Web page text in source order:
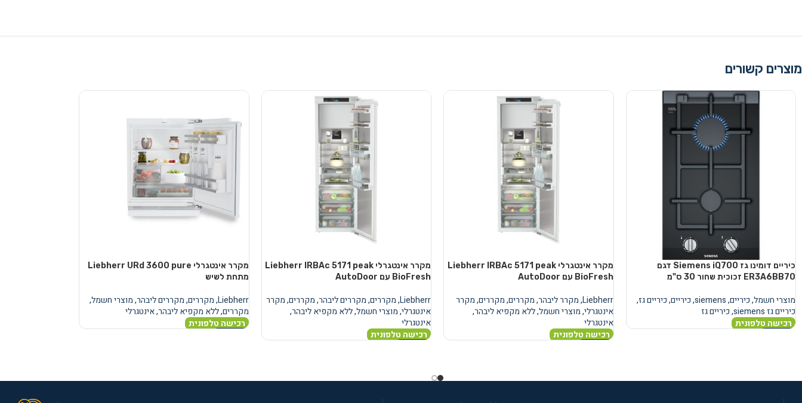
מוצרים קשורים
כיריים דומינו גז Siemens iQ700 דגם
ER3A6BB70 זכוכית שחור 30 ס"מ
מוצרי חשמל,כיריים,
siemens
,כיריים,כיריים גז,
כיריים גז siemens
,כיריים גז
רכישה טלפונית
מקרר אינטגרלי Liebherr IRBAc 5171 peak
BioFresh עם AutoDoor
Liebherr
,מקרר ליבהר,מקררים,מקררים,מקרר
אינטגרלי,מוצרי חשמל,ללא מקפיא ליבהר,
אינטגרלי
רכישה טלפונית
מקרר אינטגרלי Liebherr IRBAc 5171 peak
BioFresh עם AutoDoor
Liebherr
,מקררים,מקררים ליבהר,מקררים,מקרר
אינטגרלי,מוצרי חשמל,ללא מקפיא ליבהר,
אינטגרלי
רכישה טלפונית
מקרר אינטגרלי Liebherr URd 3600 pure
מתחת לשיש
Liebherr
,מקררים,מקררים ליבהר,מוצרי חשמל,
מקררים,ללא מקפיא ליבהר,אינטגרלי
רכישה טלפונית